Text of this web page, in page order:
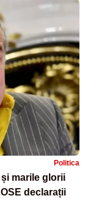
Politica
marile glorii
declarații